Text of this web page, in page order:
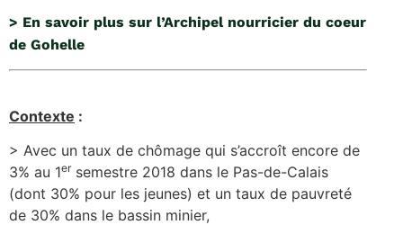
> En savoir plus sur l’Archipel nourricier du coeur
de Gohelle
Contexte :
> Avec un taux de chômage qui s’accroît encore de
3% au 1ersemestre 2018 dans le Pas-de-Calais
(dont 30% pour les jeunes) et un taux de pauvreté
de 30% dans le bassin minier,